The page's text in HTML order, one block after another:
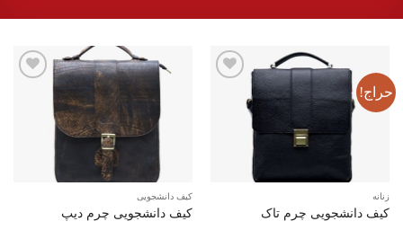
حراج!
مندی‌ها
زنانه
کیف دانشجویی چرم تاک
افزودن
کیف دانشجویی
کیف دانشجویی چرم دیپ